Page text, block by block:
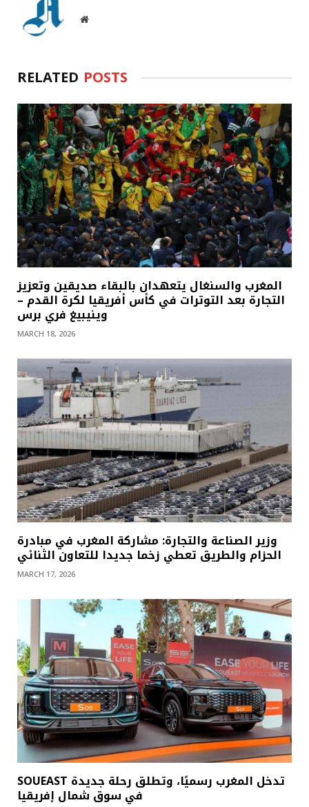
Website
RELATED POSTS
المغرب والسنغال يتعهدان بالبقاء صديقين وتعزيز
التجارة بعد التوترات في كأس أفريقيا لكرة القدم –
وينيبيغ فري برس
MARCH 18, 2026
وزير الصناعة والتجارة: مشاركة المغرب في مبادرة
الحزام والطريق تعطي زخما جديدا للتعاون الثنائي
MARCH 17, 2026
SOUEAST تدخل المغرب رسميًا، وتطلق رحلة جديدة
في سوق شمال إفريقيا